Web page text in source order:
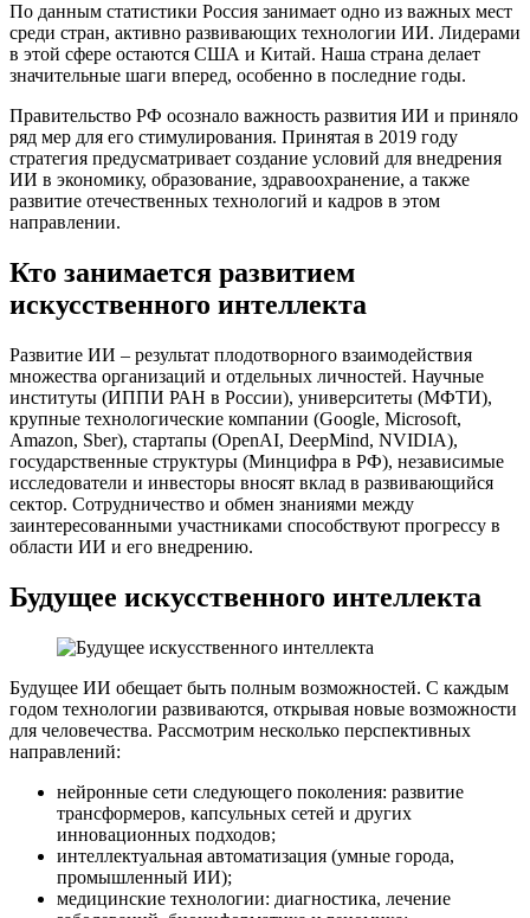
По данным статистики Россия занимает одно из важных мест
среди стран, активно развивающих технологии ИИ. Лидерами
в этой сфере остаются США и Китай. Наша страна делает
значительные шаги вперед, особенно в последние годы.
Правительство РФ осознало важность развития ИИ и приняло
ряд мер для его стимулирования. Принятая в 2019 году
стратегия предусматривает создание условий для внедрения
ИИ в экономику, образование, здравоохранение, а также
развитие отечественных технологий и кадров в этом
направлении.
Кто занимается развитием
искусственного интеллекта
Развитие ИИ – результат плодотворного взаимодействия
множества организаций и отдельных личностей. Научные
институты (ИППИ РАН в России), университеты (МФТИ),
крупные технологические компании (Google, Microsoft,
Amazon, Sber), стартапы (OpenAI, DeepMind, NVIDIA),
государственные структуры (Минцифра в РФ), независимые
исследователи и инвесторы вносят вклад в развивающийся
сектор. Сотрудничество и обмен знаниями между
заинтересованными участниками способствуют прогрессу в
области ИИ и его внедрению.
Будущее искусственного интеллекта
Будущее ИИ обещает быть полным возможностей. С каждым
годом технологии развиваются, открывая новые возможности
для человечества. Рассмотрим несколько перспективных
направлений:
нейронные сети следующего поколения: развитие
трансформеров, капсульных сетей и других
инновационных подходов;
интеллектуальная автоматизация (умные города,
промышленный ИИ);
медицинские технологии: диагностика, лечение